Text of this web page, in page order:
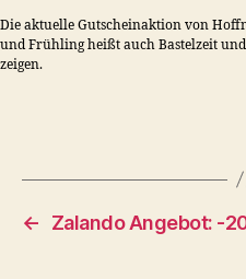
Die aktuelle Gutscheinaktion von
und Frühling heißt auch Bastelzeit
zeigen.
← Zalando Angebot: -